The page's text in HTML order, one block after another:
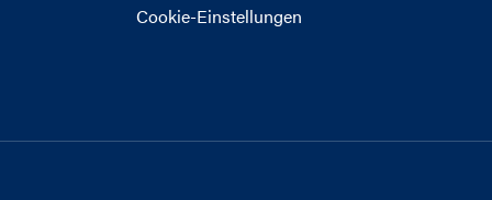
Cookie-Einstellungen